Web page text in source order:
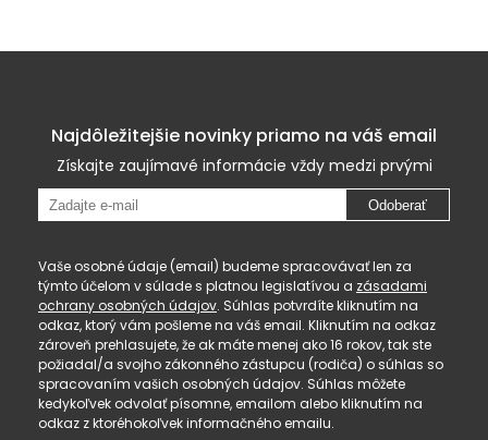
Najdôležitejšie novinky priamo na váš email
Získajte zaujímavé informácie vždy medzi prvými
Odoberať
Vaše osobné údaje (email) budeme spracovávať len za
týmto účelom v súlade s platnou legislatívou a zásadami
ochrany osobných údajov. Súhlas potvrdíte kliknutím na
odkaz, ktorý vám pošleme na váš email. Kliknutím na odkaz
zároveň prehlasujete, že ak máte menej ako 16 rokov, tak ste
požiadal/a svojho zákonného zástupcu (rodiča) o súhlas so
spracovaním vašich osobných údajov. Súhlas môžete
kedykoľvek odvolať písomne, emailom alebo kliknutím na
odkaz z ktoréhokoľvek informačného emailu.